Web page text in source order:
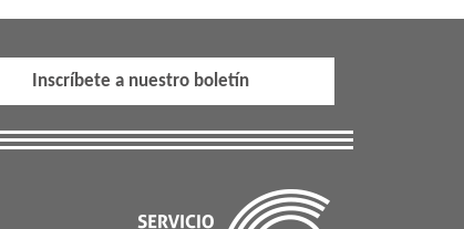
Inscríbete a nuestro boletín